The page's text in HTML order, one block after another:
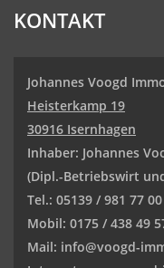
KONTAKT
Johannes Voogd
Heisterkamp 19
30916 Isernhagen
Inhaber: Johannes
(Dipl.-Betriebswirt
Tel.: 05139 / 981 77 00
Mobil: 0175 / 438 49
Mail: info@voogd-